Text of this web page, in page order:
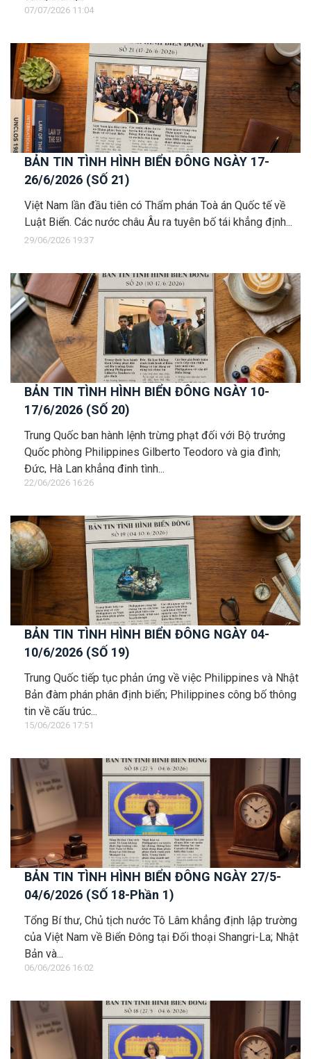
07/07/2026 11:04
BẢN TIN TÌNH HÌNH BIỂN ĐÔNG NGÀY 17-
26/6/2026 (SỐ 21)
Việt Nam lần đầu tiên có Thẩm phán Toà án Quốc tế về
Luật Biển. Các nước châu Âu ra tuyên bố tái khẳng định...
29/06/2026 19:37
BẢN TIN TÌNH HÌNH BIỂN ĐÔNG NGÀY 10-
17/6/2026 (SỐ 20)
Trung Quốc ban hành lệnh trừng phạt đối với Bộ trưởng
Quốc phòng Philippines Gilberto Teodoro và gia đình;
Đức, Hà Lan khẳng định tình...
22/06/2026 16:26
BẢN TIN TÌNH HÌNH BIỂN ĐÔNG NGÀY 04-
10/6/2026 (SỐ 19)
Trung Quốc tiếp tục phản ứng về việc Philippines và Nhật
Bản đàm phán phân định biển; Philippines công bố thông
tin về cấu trúc...
15/06/2026 17:51
BẢN TIN TÌNH HÌNH BIỂN ĐÔNG NGÀY 27/5-
04/6/2026 (SỐ 18-Phần 1)
Tổng Bí thư, Chủ tịch nước Tô Lâm khẳng định lập trường
của Việt Nam về Biển Đông tại Đối thoại Shangri-La; Nhật
Bản và...
06/06/2026 16:02